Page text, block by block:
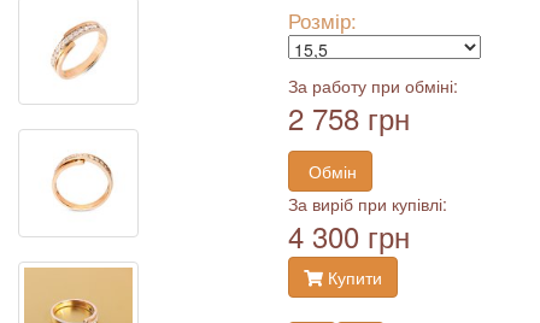
Розмір:
За работу при обміні:
2 758 грн
Обмін
За виріб при купівлі:
4 300 грн
Купити